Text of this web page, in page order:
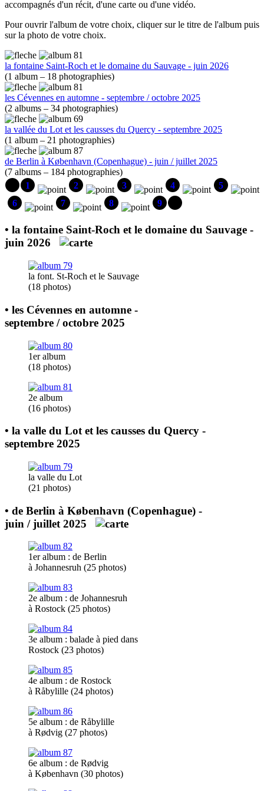
accompagnés d'un récit, d'une carte ou d'une vidéo.
Pour ouvrir l'album de votre choix, cliquer sur le titre de l'album puis
sur la photo de votre choix.
la fontaine Saint-Roch et le domaine du Sauvage - juin 2026
(1 album – 18 photographies)
les Cévennes en automne - septembre / octobre 2025
(2 albums – 34 photographies)
la vallée du Lot et les causses du Quercy - septembre 2025
(1 album – 21 photographies)
de Berlin à København (Copenhague) - juin / juillet 2025
(7 albums – 184 photographies)
1 2 3 4
5
6
7 8 9
• la fontaine Saint-Roch et le domaine du Sauvage -
juin 2026
la font. St-Roch et le Sauvage
(18 photos)
• les Cévennes en automne -
septembre / octobre 2025
1eralbum
(18 photos)
2e album
(16 photos)
• la valle du Lot et les causses du Quercy -
septembre 2025
la valle du Lot
(21 photos)
• de Berlin à København (Copenhague) -
juin / juillet 2025
1eralbum : de Berlin
à Johannesruh (25 photos)
2e album : de Johannesruh
à Rostock (25 photos)
3e album : balade à pied dans
Rostock (23 photos)
4e album : de Rostock
à Råbylille (24 photos)
5e album : de Råbylille
à Rødvig (27 photos)
6e album : de Rødvig
à København (30 photos)